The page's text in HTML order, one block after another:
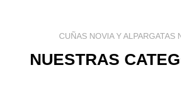
CUÑAS NOVIA Y ALPARGATAS
NUESTRAS